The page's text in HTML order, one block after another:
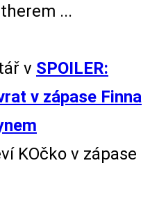
...
v SPOILER:
v zápase Finna
KOčko v zápase